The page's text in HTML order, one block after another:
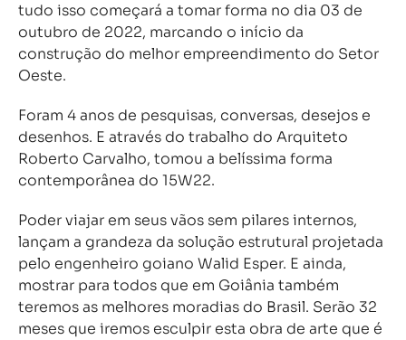
tudo isso começará a tomar forma no dia 03 de
outubro de 2022, marcando o início da
construção do melhor empreendimento do Setor
Oeste.
Foram 4 anos de pesquisas, conversas, desejos e
desenhos. E através do trabalho do Arquiteto
Roberto Carvalho, tomou a belíssima forma
contemporânea do 15W22.
Poder viajar em seus vãos sem pilares internos,
lançam a grandeza da solução estrutural projetada
pelo engenheiro goiano Walid Esper. E ainda,
mostrar para todos que em Goiânia também
teremos as melhores moradias do Brasil. Serão 32
meses que iremos esculpir esta obra de arte que é